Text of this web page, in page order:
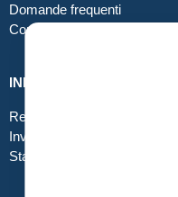
Domande frequenti
Contatti
INFO GRAFICA
Realizzare file corretti
Inviare file grafici
Stampa in tessuto